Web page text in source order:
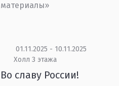
материалы»
01.11.2025 - 10.11.2025
Холл 3 этажа
Во славу России!